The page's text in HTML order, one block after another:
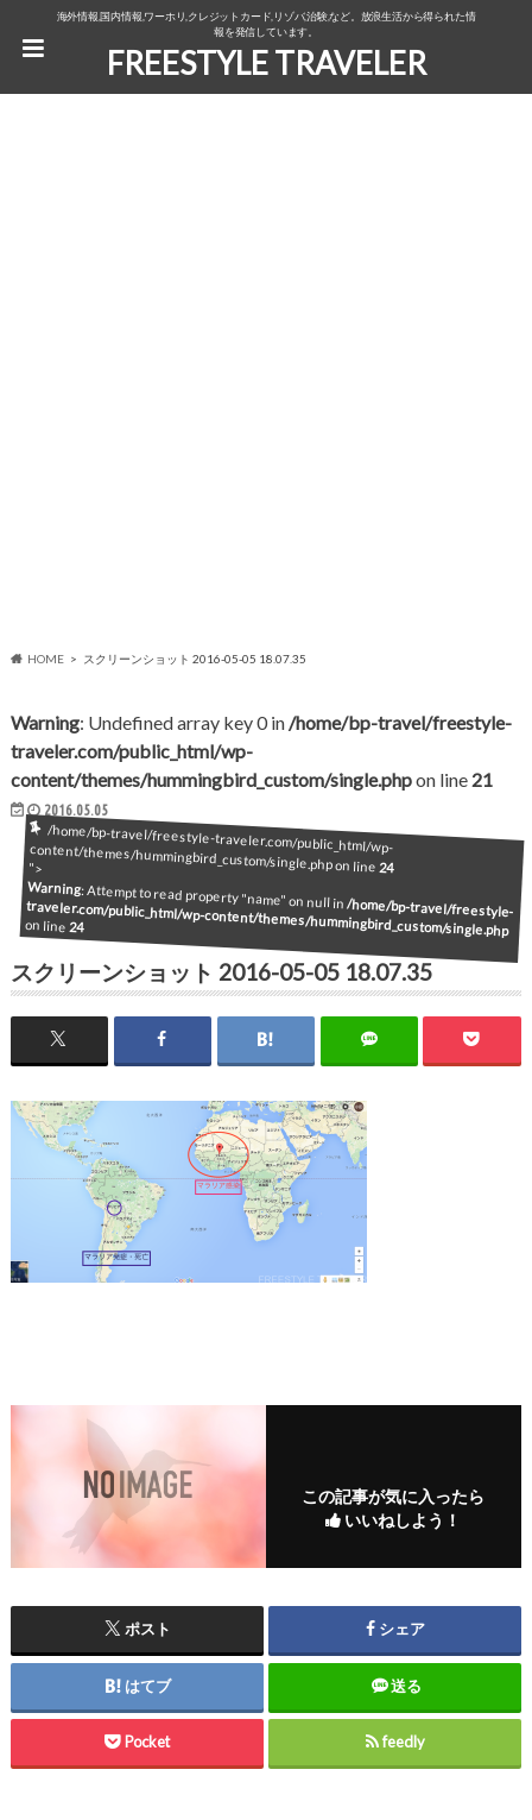
海外情報,国内情報,ワーホリ,クレジットカード,リゾバ,治験,など。放浪生活から得られた情
報を発信しています。
FREESTYLE TRAVELER
HOME スクリーンショット 2016-05-05 18.07.35
Warning: Undefined array key 0 in/home/bp-travel/freestyle-
traveler.com/public_html/wp-
content/themes/hummingbird_custom/single.phpon line 21
2016.05.05
/home/bp-travel/freestyle-traveler.com/public_html/wp-content/themes/hummingbird_custom/single.php on line24
">
Warning: Attempt to read property "name" on null in/home/bp-travel/freestyle-
traveler.com/public_html/wp-content/themes/hummingbird_custom/single.php
on line 24
スクリーンショット 2016-05-05 18.07.35
この記事が気に入ったら
いいねしよう！
ポスト シェア
はてブ 送る
Pocket feedly